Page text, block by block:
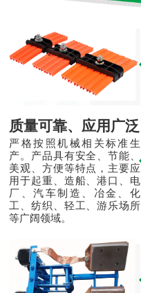
质量可靠、应用广泛
严格按照机械相关标准生
产。产品具有安全、节能、
美观、方便等特点，主要应
用于起重、造船、港口、电
厂、汽车制造、冶金、化
工、纺织、轻工、游乐场所
等广阔领域。